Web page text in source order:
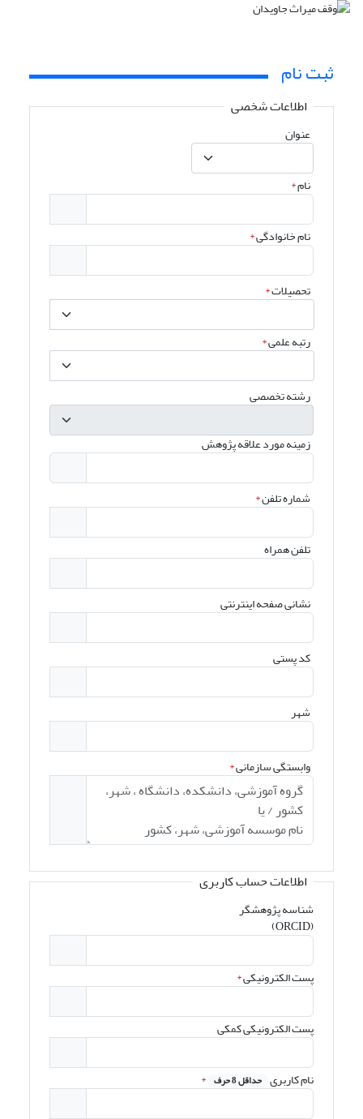
ثبت نام
اطلاعات شخصی
عنوان
نام*
نام خانوادگی*
تحصیلات*
رتبه علمی*
رشته تخصصی
زمینه مورد علاقه پژوهش
شماره تلفن*
تلفن همراه
نشانی صفحه اینترنتی
کد پستی
شهر
وابستگی سازمانی*
اطلاعات حساب کاربری
شناسه پژوهشگر
(ORCID)
پست الکترونیکی*
پست الکترونیکی کمکی
نام کاربری حداقل 8 حرف *